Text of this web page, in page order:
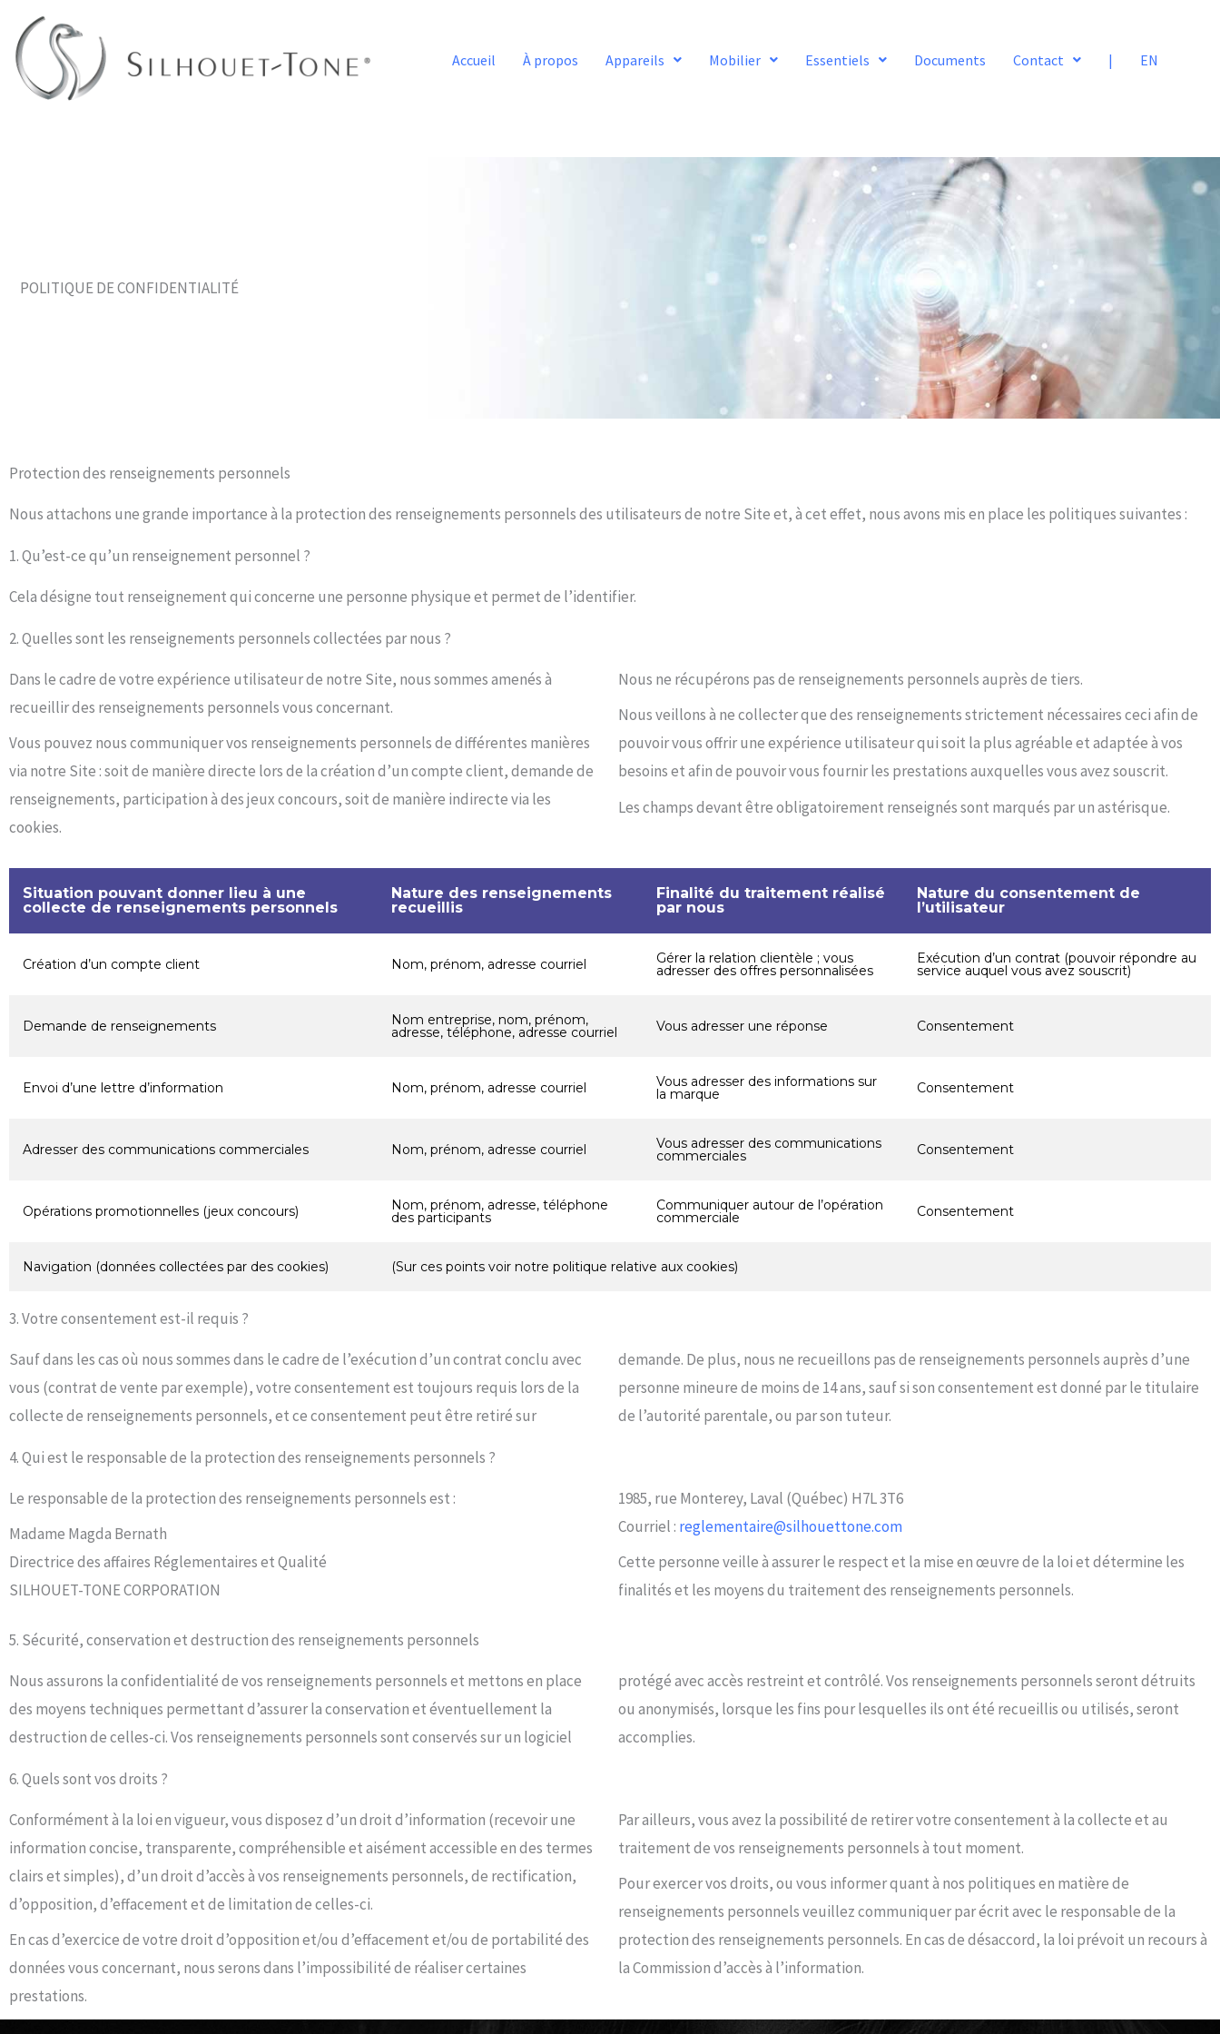
contenu
Accueil À propos Appareils Mobilier Essentiels Documents Contact | EN
POLITIQUE DE CONFIDENTIALITÉ
Protection des renseignements personnels
Nous attachons une grande importance à la protection des renseignements personnels des utilisateurs de notre Site et, à cet effet, nous avons mis en place les politiques suivantes :
1. Qu’est-ce qu’un renseignement personnel ?
Cela désigne tout renseignement qui concerne une personne physique et permet de l’identifier.
2. Quelles sont les renseignements personnels collectées par nous ?
Dans le cadre de votre expérience utilisateur de notre Site, nous sommes amenés à
recueillir des renseignements personnels vous concernant.
Vous pouvez nous communiquer vos renseignements personnels de différentes manières
via notre Site : soit de manière directe lors de la création d’un compte client, demande de
renseignements, participation à des jeux concours, soit de manière indirecte via les
cookies.
Nous ne récupérons pas de renseignements personnels auprès de tiers.
Nous veillons à ne collecter que des renseignements strictement nécessaires ceci afin de
pouvoir vous offrir une expérience utilisateur qui soit la plus agréable et adaptée à vos
besoins et afin de pouvoir vous fournir les prestations auxquelles vous avez souscrit.
Les champs devant être obligatoirement renseignés sont marqués par un astérisque.
Situation pouvant donner lieu à une
collecte de renseignements personnels
Nature des renseignements
recueillis
Finalité du traitement réalisé
par nous
Nature du consentement de
l’utilisateur
Création d’un compte client Nom, prénom, adresse courriel Gérer la relation clientèle ; vous
adresser des offres personnalisées
Exécution d’un contrat (pouvoir répondre au
service auquel vous avez souscrit)
Demande de renseignements Nom entreprise, nom, prénom,
adresse, téléphone, adresse courriel Vous adresser une réponse Consentement
Envoi d’une lettre d’information Nom, prénom, adresse courriel Vous adresser des informations sur
la marque Consentement
Adresser des communications commerciales Nom, prénom, adresse courriel Vous adresser des communications
commerciales Consentement
Opérations promotionnelles (jeux concours) Nom, prénom, adresse, téléphone
des participants
Communiquer autour de l’opération
commerciale Consentement
Navigation (données collectées par des cookies) (Sur ces points voir notre politique relative aux cookies)
3. Votre consentement est-il requis ?
Sauf dans les cas où nous sommes dans le cadre de l’exécution d’un contrat conclu avec
vous (contrat de vente par exemple), votre consentement est toujours requis lors de la
collecte de renseignements personnels, et ce consentement peut être retiré sur
demande. De plus, nous ne recueillons pas de renseignements personnels auprès d’une
personne mineure de moins de 14 ans, sauf si son consentement est donné par le titulaire
de l’autorité parentale, ou par son tuteur.
4. Qui est le responsable de la protection des renseignements personnels ?
Le responsable de la protection des renseignements personnels est :
Madame Magda Bernath
Directrice des affaires Réglementaires et Qualité
SILHOUET-TONE CORPORATION
1985, rue Monterey, Laval (Québec) H7L 3T6
Courriel : reglementaire@silhouettone.com
Cette personne veille à assurer le respect et la mise en œuvre de la loi et détermine les
finalités et les moyens du traitement des renseignements personnels.
5. Sécurité, conservation et destruction des renseignements personnels
Nous assurons la confidentialité de vos renseignements personnels et mettons en place
des moyens techniques permettant d’assurer la conservation et éventuellement la
destruction de celles-ci. Vos renseignements personnels sont conservés sur un logiciel
protégé avec accès restreint et contrôlé. Vos renseignements personnels seront détruits
ou anonymisés, lorsque les fins pour lesquelles ils ont été recueillis ou utilisés, seront
accomplies.
6. Quels sont vos droits ?
Conformément à la loi en vigueur, vous disposez d’un droit d’information (recevoir une
information concise, transparente, compréhensible et aisément accessible en des termes
clairs et simples), d’un droit d’accès à vos renseignements personnels, de rectification,
d’opposition, d’effacement et de limitation de celles-ci.
En cas d’exercice de votre droit d’opposition et/ou d’effacement et/ou de portabilité des
données vous concernant, nous serons dans l’impossibilité de réaliser certaines
prestations.
Par ailleurs, vous avez la possibilité de retirer votre consentement à la collecte et au
traitement de vos renseignements personnels à tout moment.
Pour exercer vos droits, ou vous informer quant à nos politiques en matière de
renseignements personnels veuillez communiquer par écrit avec le responsable de la
protection des renseignements personnels. En cas de désaccord, la loi prévoit un recours à
la Commission d’accès à l’information.